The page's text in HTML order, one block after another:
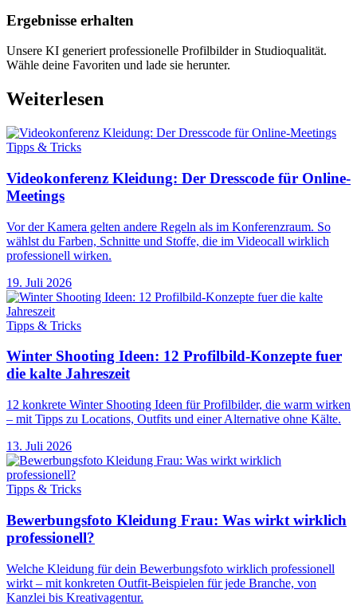
Ergebnisse erhalten
Unsere KI generiert professionelle Profilbilder in Studioqualität.
Wähle deine Favoriten und lade sie herunter.
Weiterlesen
Tipps & Tricks
Videokonferenz Kleidung: Der Dresscode für Online-
Meetings
Vor der Kamera gelten andere Regeln als im Konferenzraum. So
wählst du Farben, Schnitte und Stoffe, die im Videocall wirklich
professionell wirken.
19. Juli 2026
Tipps & Tricks
Winter Shooting Ideen: 12 Profilbild-Konzepte fuer
die kalte Jahreszeit
12 konkrete Winter Shooting Ideen für Profilbilder, die warm wirken
– mit Tipps zu Locations, Outfits und einer Alternative ohne Kälte.
13. Juli 2026
Tipps & Tricks
Bewerbungsfoto Kleidung Frau: Was wirkt wirklich
professionell?
Welche Kleidung für dein Bewerbungsfoto wirklich professionell
wirkt – mit konkreten Outfit-Beispielen für jede Branche, von
Kanzlei bis Kreativagentur.